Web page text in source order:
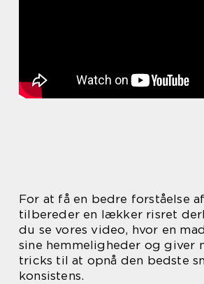
For at få en bedre forståelse
tilbereder en lækker risret
du se vores video, hvor en
sine hemmeligheder og giver
tricks til at opnå den bedste
konsistens.